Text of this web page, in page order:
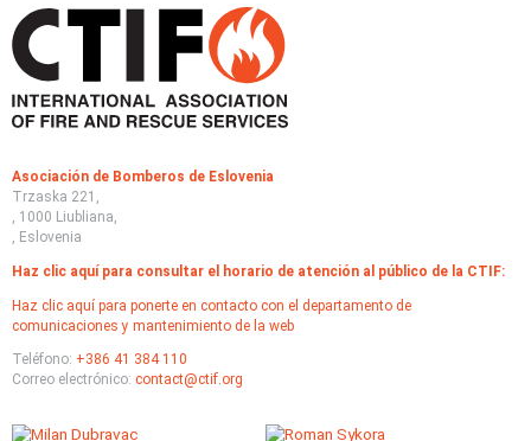
Asociación de Bomberos de Eslovenia
Trzaska 221,
, 1000 Liubliana,
, Eslovenia
Haz clic aquí para consultar el horario de atención al público de la CTIF:
Haz clic aquí para ponerte en contacto con el departamento de
comunicaciones y mantenimiento de la web
Teléfono: +386 41 384 110
Correo electrónico: contact@ctif.org